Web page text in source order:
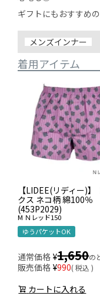
ギフトにもおすすめ
メンズインナー
着用アイテム
【LIDEE(リディー)】
クス ネコ柄 綿100％
(453P2029)
M Ｎレッド150
ゆうパケットOK
通常価格 ¥1,650の
販売価格 ¥990 税込
カートに入れる